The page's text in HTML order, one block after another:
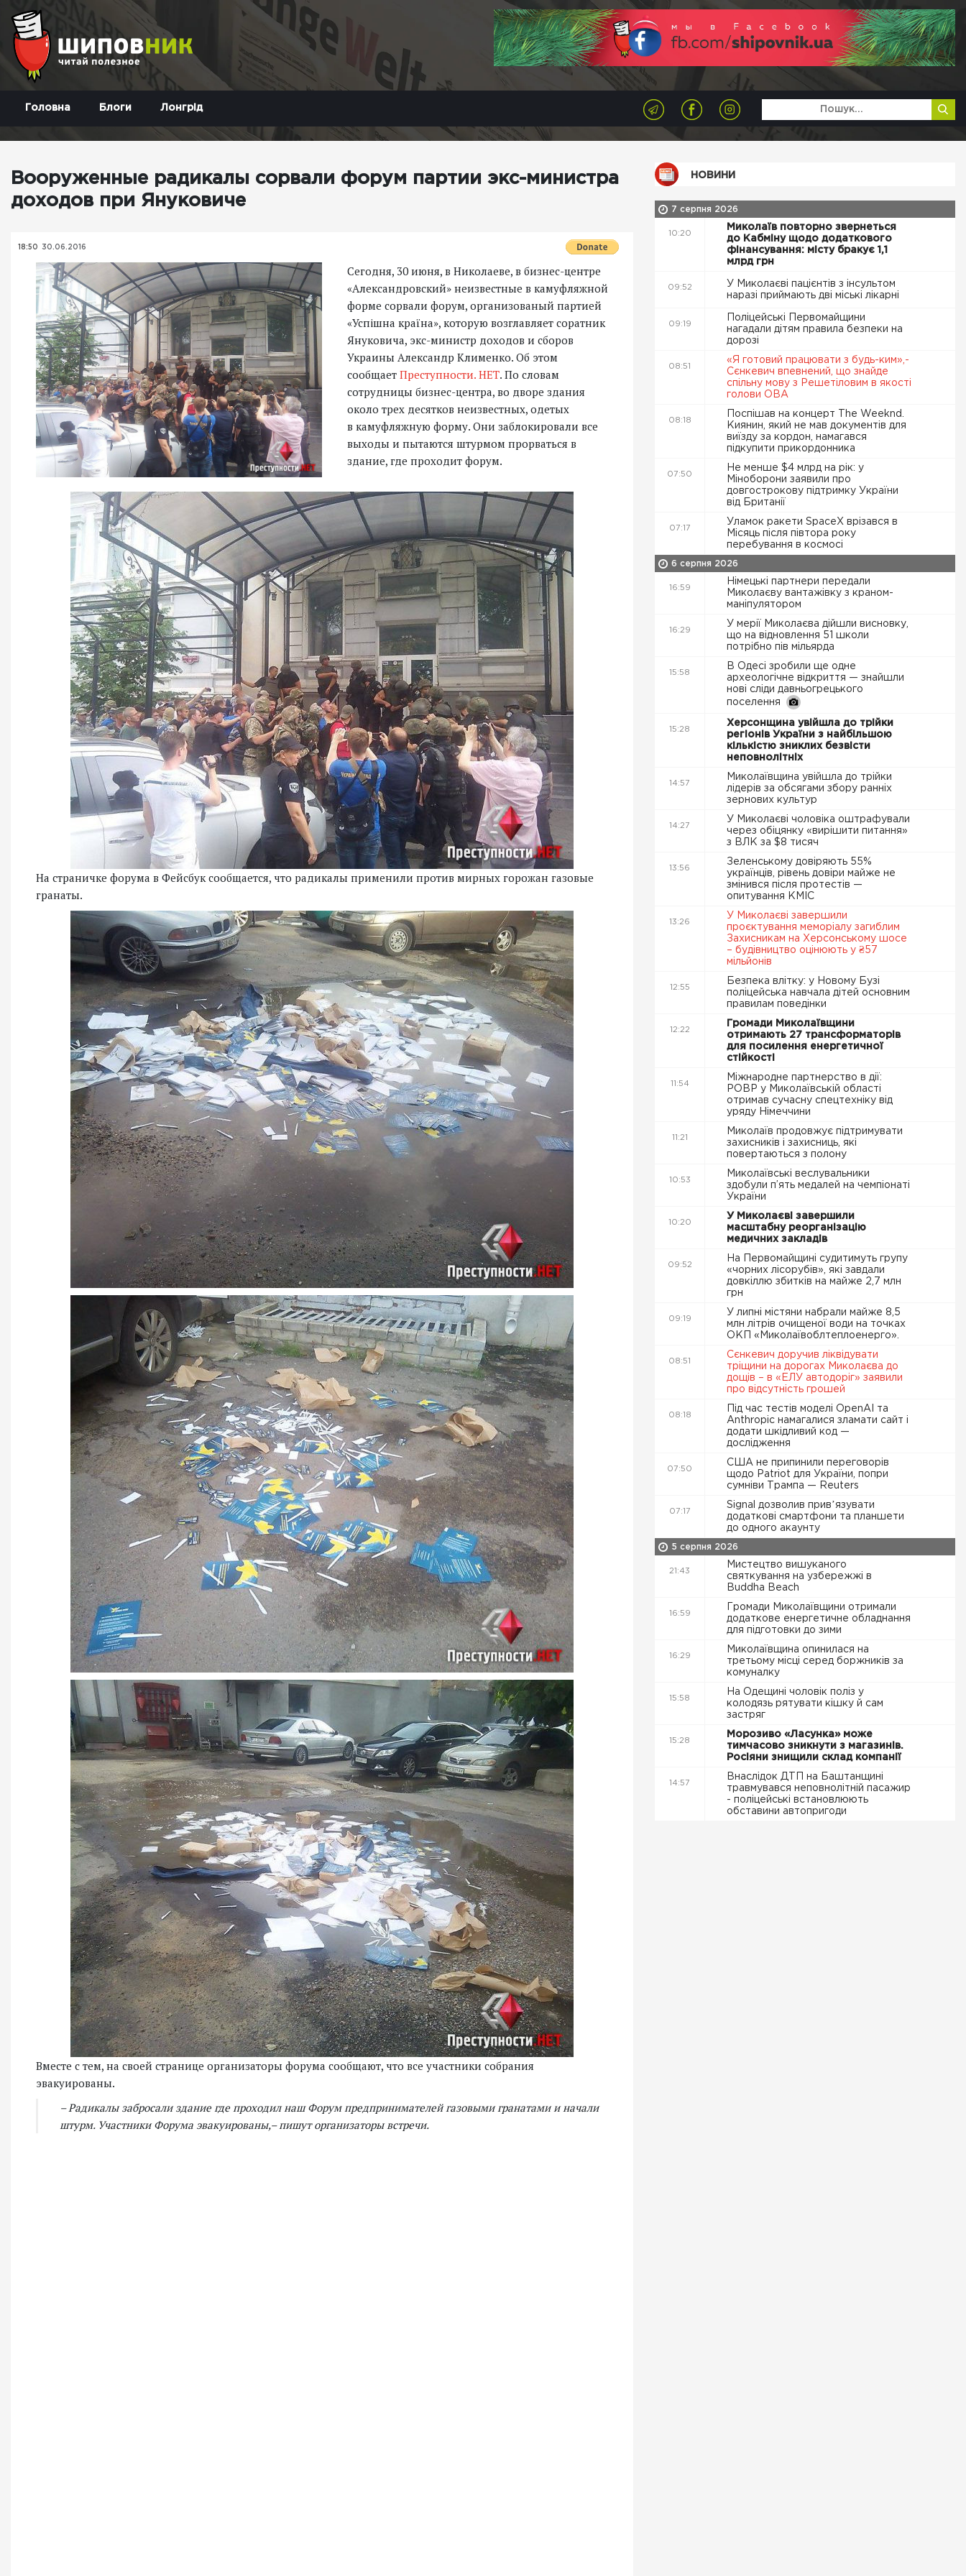
Головна Блоги Лонгрід
Вооруженные радикалы сорвали форум партии экс-министра
доходов при Януковиче
18:50 30.06.2016
Сегодня, 30 июня, в Николаеве, в бизнес-центре
«Александровский» неизвестные в камуфляжной
форме сорвали форум, организованый партией
«Успішна країна», которую возглавляет соратник
Януковича, экс-министр доходов и сборов
Украины Александр Клименко. Об этом
сообщает Преступности. НЕТ. По словам
сотрудницы бизнес-центра, во дворе здания
около трех десятков неизвестных, одетых
в камуфляжную форму. Они заблокировали все
выходы и пытаются штурмом прорваться в
здание, где проходит форум.
На страничке форума в Фейсбук сообщается, что радикалы применили против мирных горожан газовые
гранаты.
Вместе с тем, на своей странице организаторы форума сообщают, что все участники собрания
эвакуированы.
– Радикалы забросали здание где проходил наш Форум предпринимателей газовыми гранатами и начали
штурм. Участники Форума эвакуированы,– пишут организаторы встречи.
НОВИНИ
7 серпня 2026
10:20
Миколаїв повторно звернеться
до Кабміну щодо додаткового
фінансування: місту бракує 1,1
млрд грн
09:52
У Миколаєві пацієнтів з інсультом
наразі приймають дві міські лікарні
09:19
Поліцейські Первомайщини
нагадали дітям правила безпеки на
дорозі
08:51
«Я готовий працювати з будь-ким»,-
Сєнкевич впевнений, що знайде
спільну мову з Решетіловим в якості
голови ОВА
08:18
Поспішав на концерт The Weeknd.
Киянин, який не мав документів для
виїзду за кордон, намагався
підкупити прикордонника
07:50
Не менше $4 млрд на рік: у
Міноборони заявили про
довгострокову підтримку України
від Британії
07:17
Уламок ракети SpaceX врізався в
Місяць після півтора року
перебування в космосі
6 серпня 2026
16:59
Німецькі партнери передали
Миколаєву вантажівку з краном-
маніпулятором
16:29
У мерії Миколаєва дійшли висновку,
що на відновлення 51 школи
потрібно пів мільярда
15:58
В Одесі зробили ще одне
археологічне відкриття — знайшли
нові сліди давньогрецького
поселення
15:28
Херсонщина увійшла до трійки
регіонів України з найбільшою
кількістю зниклих безвісти
неповнолітніх
14:57
Миколаївщина увійшла до трійки
лідерів за обсягами збору ранніх
зернових культур
14:27
У Миколаєві чоловіка оштрафували
через обіцянку «вирішити питання»
з ВЛК за $8 тисяч
13:56
Зеленському довіряють 55%
українців, рівень довіри майже не
змінився після протестів —
опитування КМІС
13:26
У Миколаєві завершили
проєктування меморіалу загиблим
Захисникам на Херсонському шосе
– будівництво оцінюють у ₴57
мільйонів
12:55
Безпека влітку: у Новому Бузі
поліцейська навчала дітей основним
правилам поведінки
12:22
Громади Миколаївщини
отримають 27 трансформаторів
для посилення енергетичної
стійкості
11:54
Міжнародне партнерство в дії:
РОВР у Миколаївській області
отримав сучасну спецтехніку від
уряду Німеччини
11:21
Миколаїв продовжує підтримувати
захисників і захисниць, які
повертаються з полону
10:53
Миколаївські веслувальники
здобули п’ять медалей на чемпіонаті
України
10:20
У Миколаєві завершили
масштабну реорганізацію
медичних закладів
09:52
На Первомайщині судитимуть групу
«чорних лісорубів», які завдали
довкіллю збитків на майже 2,7 млн
грн
09:19
У липні містяни набрали майже 8,5
млн літрів очищеної води на точках
ОКП «Миколаївоблтеплоенерго».
08:51
Сєнкевич доручив ліквідувати
тріщини на дорогах Миколаєва до
дощів – в «ЕЛУ автодоріг» заявили
про відсутність грошей
08:18
Під час тестів моделі OpenAI та
Anthropic намагалися зламати сайт і
додати шкідливий код —
дослідження
07:50
США не припинили переговорів
щодо Patriot для України, попри
сумніви Трампа — Reuters
07:17
Signal дозволив привʼязувати
додаткові смартфони та планшети
до одного акаунту
5 серпня 2026
21:43
Мистецтво вишуканого
святкування на узбережжі в
Buddha Beach
16:59
Громади Миколаївщини отримали
додаткове енергетичне обладнання
для підготовки до зими
16:29
Миколаївщина опинилася на
третьому місці серед боржників за
комуналку
15:58
На Одещині чоловік поліз у
колодязь рятувати кішку й сам
застряг
15:28
Морозиво «Ласунка» може
тимчасово зникнути з магазинів.
Росіяни знищили склад компанії
14:57
Внаслідок ДТП на Баштанщині
травмувався неповнолітній пасажир
- поліцейські встановлюють
обставини автопригоди